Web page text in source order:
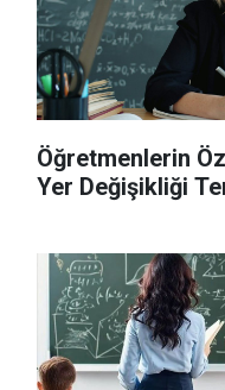
Öğretmenlerin
Yer Değişikliği